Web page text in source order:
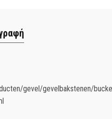
gevel/gevelbakstenen/